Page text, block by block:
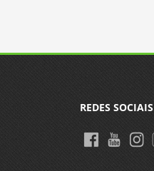
REDES SOCIAIS